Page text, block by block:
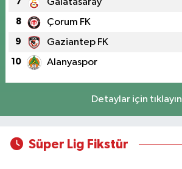
Galatasaray
8 Çorum FK
9 Gaziantep FK
10 Alanyaspor
Detaylar için tıklayın
Süper Lig Fikstür